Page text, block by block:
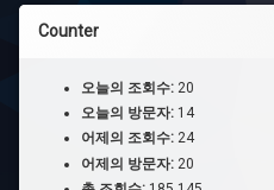
Counter
오늘의 조회수: 20
오늘의 방문자: 14
어제의 조회수: 24
어제의 방문자: 20